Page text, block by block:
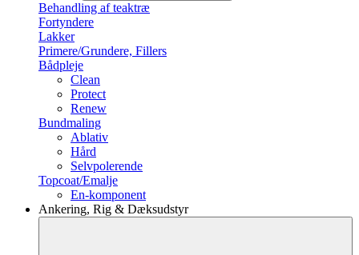
Behandling af teaktræ
Fortyndere
Lakker
Primere/Grundere, Fillers
Bådpleje
Clean
Protect
Renew
Bundmaling
Ablativ
Hård
Selvpolerende
Topcoat/Emalje
En-komponent
Ankering, Rig & Dæksudstyr